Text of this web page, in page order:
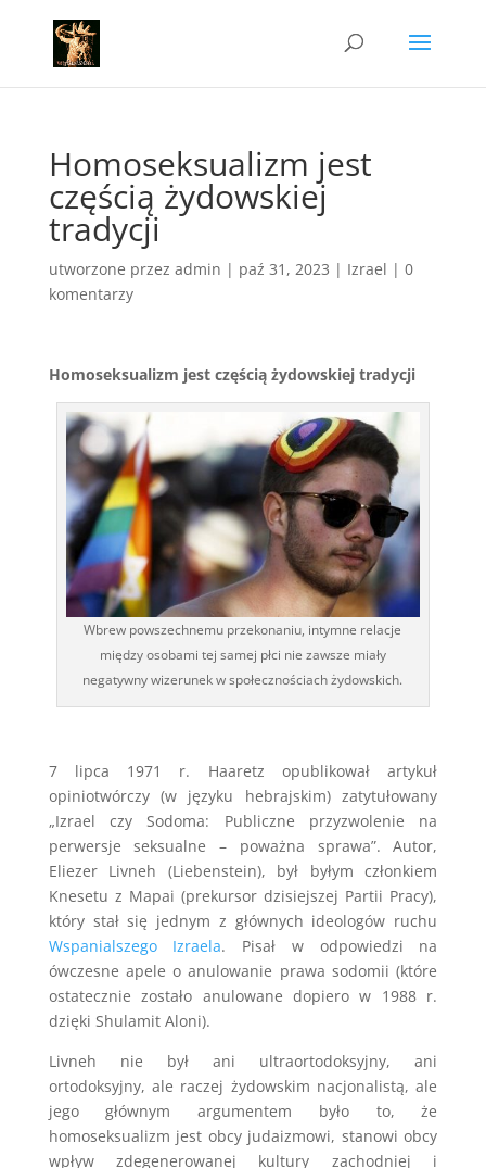
Homoseksualizm jest
częścią żydowskiej
tradycji
utworzone przez admin | paź 31, 2023 | Izrael | 0
komentarzy
Homoseksualizm jest częścią żydowskiej tradycji
Wbrew powszechnemu przekonaniu, intymne relacje
między osobami tej samej płci nie zawsze miały
negatywny wizerunek w społecznościach żydowskich.
7 lipca 1971 r. Haaretz opublikował artykuł
opiniotwórczy (w języku hebrajskim) zatytułowany
„Izrael czy Sodoma: Publiczne przyzwolenie na
perwersje seksualne – poważna sprawa”. Autor,
Eliezer Livneh (Liebenstein), był byłym członkiem
Knesetu z Mapai (prekursor dzisiejszej Partii Pracy),
który stał się jednym z głównych ideologów ruchu
Wspanialszego Izraela. Pisał w odpowiedzi na
ówczesne apele o anulowanie prawa sodomii (które
ostatecznie zostało anulowane dopiero w 1988 r.
dzięki Shulamit Aloni).
Livneh nie był ani ultraortodoksyjny, ani
ortodoksyjny, ale raczej żydowskim nacjonalistą, ale
jego głównym argumentem było to, że
homoseksualizm jest obcy judaizmowi, stanowi obcy
wpływ zdegenerowanej kultury zachodniej i